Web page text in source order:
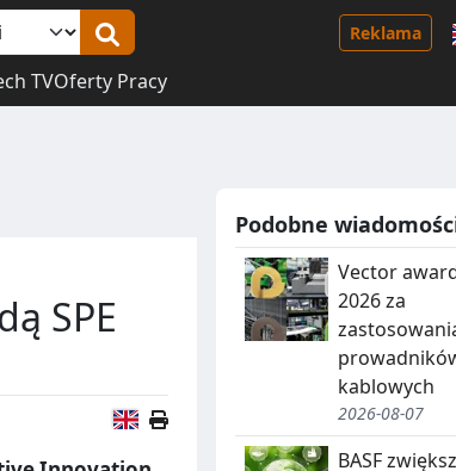
Reklama
TVOferty Pracy
SPE
Wersja angielska
Podobne
Vector
2026 za
kablowych
2026-08-07
BASF